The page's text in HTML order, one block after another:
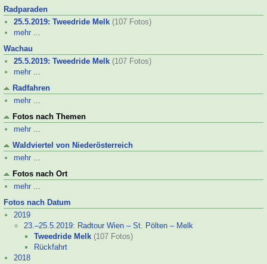
Radparaden
25.5.2019: Tweedride Melk (107 Fotos)
mehr ...
Wachau
25.5.2019: Tweedride Melk (107 Fotos)
mehr ...
Radfahren
mehr ...
Fotos nach Themen
mehr ...
Waldviertel von Niederösterreich
mehr ...
Fotos nach Ort
mehr ...
Fotos nach Datum
2019
23.–25.5.2019: Radtour Wien – St. Pölten – Melk
Tweedride Melk (107 Fotos)
Rückfahrt
2018